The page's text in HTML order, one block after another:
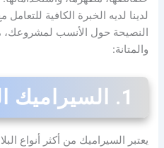
لدينا لديه الخبرة الكافية
النصيحة حول الأنسب لمشروعك،
والمتانة:
1. السيراميك التقليدي
يعتبر السيراميك من أكثر أنواع